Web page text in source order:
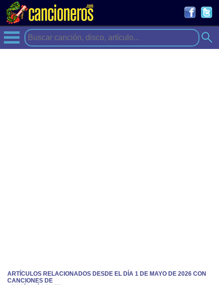
ARTÍCULOS RELACIONADOS DESDE EL DÍA 1 DE MAYO DE 2026 CON
CANCIONES DE